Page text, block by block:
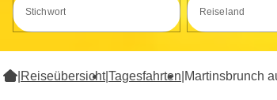
Stichwort Reiseland
Reiseübersicht|Tagesfahrten Martinsbrunch